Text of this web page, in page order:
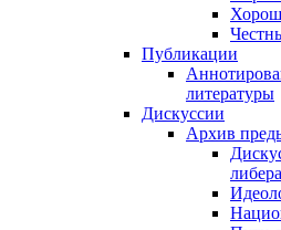
Публикации
литературы
Дискуссии
Архив